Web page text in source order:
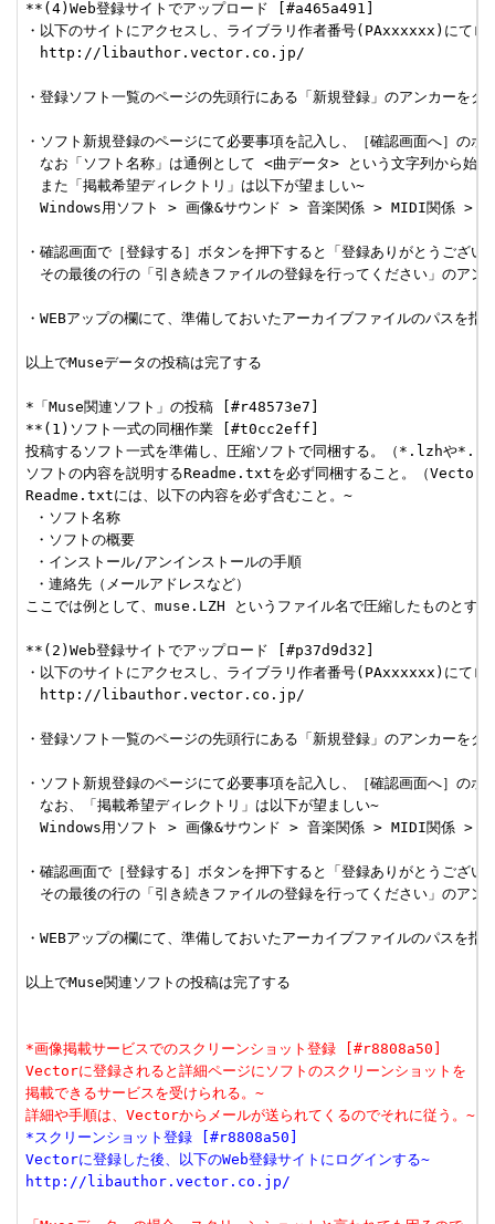
**(4)Web登録サイトでアップロード [#a465a491]
・以下のサイトにアクセスし、ライブラリ作者番号(PAxxxxxx)にてロ
http://libauthor.vector.co.jp/
・登録ソフト一覧のページの先頭行にある「新規登録」のアンカーをク
・ソフト新規登録のページにて必要事項を記入し、［確認画面へ］のボ
なお「ソフト名称」は通例として <曲データ> という文字列から始め
また「掲載希望ディレクトリ」は以下が望ましい~
Windows用ソフト > 画像&サウンド > 音楽関係 > MIDI関係 >
・確認画面で［登録する］ボタンを押下すると「登録ありがとうござい
その最後の行の「引き続きファイルの登録を行ってください」のアン
・WEBアップの欄にて、準備しておいたアーカイブファイルのパスを指
以上でMuseデータの投稿は完了する
*「Muse関連ソフト」の投稿 [#r48573e7]
**(1)ソフト一式の同梱作業 [#t0cc2eff]
投稿するソフト一式を準備し、圧縮ソフトで同梱する。（*.lzhや
ソフトの内容を説明するReadme.txtを必ず同梱すること。（Vector
Readme.txtには、以下の内容を必ず含むこと。~
・ソフト名称
・ソフトの概要
・インストール/アンインストールの手順
・連絡先（メールアドレスなど）
ここでは例として、muse.LZH というファイル名で圧縮したものとする
**(2)Web登録サイトでアップロード [#p37d9d32]
・以下のサイトにアクセスし、ライブラリ作者番号(PAxxxxxx)にてロ
http://libauthor.vector.co.jp/
・登録ソフト一覧のページの先頭行にある「新規登録」のアンカーをク
・ソフト新規登録のページにて必要事項を記入し、［確認画面へ］のボ
なお、「掲載希望ディレクトリ」は以下が望ましい~
Windows用ソフト > 画像&サウンド > 音楽関係 > MIDI関係 >
・確認画面で［登録する］ボタンを押下すると「登録ありがとうござい
その最後の行の「引き続きファイルの登録を行ってください」のアン
・WEBアップの欄にて、準備しておいたアーカイブファイルのパスを指
以上でMuse関連ソフトの投稿は完了する
*画像掲載サービスでのスクリーンショット登録 [#r8808a50]
Vectorに登録されると詳細ページにソフトのスクリーンショットを
掲載できるサービスを受けられる。~
詳細や手順は、Vectorからメールが送られてくるのでそれに従う。~
*スクリーンショット登録 [#r8808a50]
Vectorに登録した後、以下のWeb登録サイトにログインする~
http://libauthor.vector.co.jp/